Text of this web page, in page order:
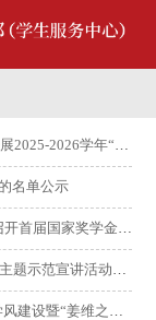
班”创建中期走访调研工作
名单公示
春榜样说”主题宣讲活动
设月”启动仪式邀你共赴！
”集中创建月燃爆来袭~